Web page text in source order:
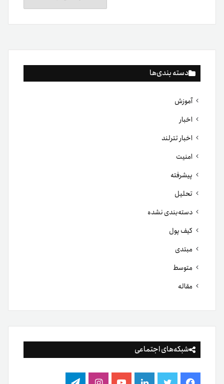
دسته بندی‌ها
آموزش
اخبار
اخبار تترلند
امنیت
پیشرفته
تحلیل
دسته‌بندی نشده
کیف پول
مبتدی
متوسط
مقاله
شبکه‌های اجتماعی